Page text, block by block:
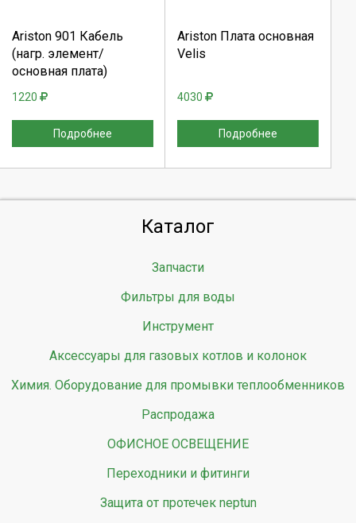
Ariston 901 Кабель
(нагр. элемент/
основная плата)
1220
Подробнее
Продолжить
Отмена
Ariston Плата основная
Velis
4030
Подробнее
Продолжить
Каталог
Запчасти
Фильтры для воды
Инструмент
Аксессуары для газовых котлов и колонок
Химия. Оборудование для промывки теплообменников
Распродажа
ОФИСНОЕ ОСВЕЩЕНИЕ
Переходники и фитинги
Защита от протечек neptun